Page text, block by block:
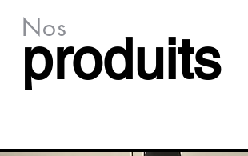
Nos
produits